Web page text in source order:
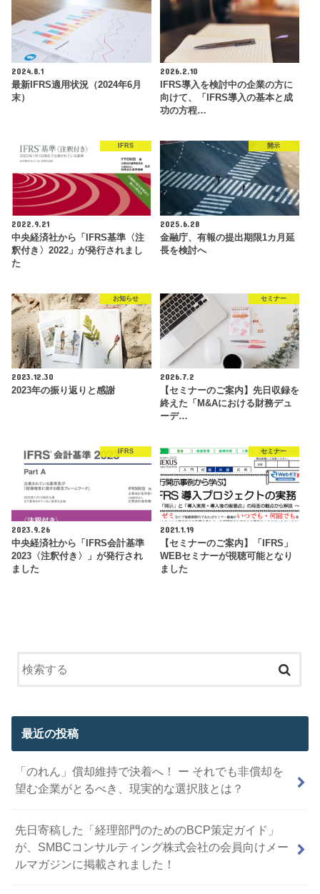
2024.8.1
最新IFRS適用状況（2024年6月
末）
2026.2.10
IFRS導入を検討中の企業の方に
向けて、「IFRS導入の基本と成
功の方程…
IFRS
2022.9.21
中央経済社から「IFRS基準〈注
釈付き〉2022」が発行されまし
た
開示
2025.6.28
金融庁、有報の提出期限1カ月延
長を検討へ
お知らせ
2023.12.30
2023年の振り返りと感謝
セミナー
2026.7.2
【セミナーのご案内】先日収録を
終えた「M&Aにおける財務デュ
ーデ…
IFRS
2023.9.26
中央経済社から「IFRS会計基準
2023〈注釈付き〉」が発行され
ました
セミナー
2021.1.19
【セミナーのご案内】「IFRS」
WEBセミナーが視聴可能となり
ました
最近の投稿
「のれん」償却維持で決着へ！ ー それでも非償却を
望む企業がとるべき、現実的な選択肢とは？
先日寄稿した「経理部門のためのBCP策定ガイド」
が、SMBCコンサルティング株式会社の会員向けメー
ルマガジンに掲載されました！